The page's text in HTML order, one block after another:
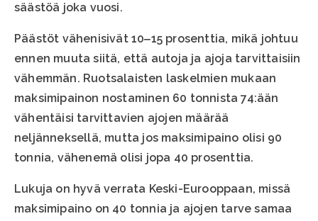
säästöä joka vuosi.
Päästöt vähenisivät 10‒15 prosenttia, mikä johtuu
ennen muuta siitä, että autoja ja ajoja tarvittaisiin
vähemmän. Ruotsalaisten laskelmien mukaan
maksimipainon nostaminen 60 tonnista 74:ään
vähentäisi tarvittavien ajojen määrää
neljänneksellä, mutta jos maksimipaino olisi 90
tonnia, vähenemä olisi jopa 40 prosenttia.
Lukuja on hyvä verrata Keski-Eurooppaan, missä
maksimipaino on 40 tonnia ja ajojen tarve samaa